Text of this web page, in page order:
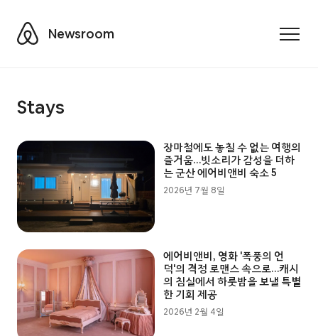
AirbnbNewsroom
Stays
장마철에도 놓칠 수 없는 여행의
즐거움…빗소리가 감성을 더하
는 군산 에어비앤비 숙소 5
2026년 7월 8일
에어비앤비, 영화 '폭풍의 언
덕'의 격정 로맨스 속으로…캐시
의 침실에서 하룻밤을 보낼 특별
한 기회 제공
2026년 2월 4일